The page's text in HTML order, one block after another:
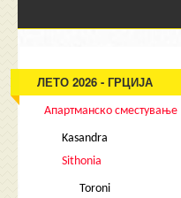
ЛЕТО 2026 - ГРЦИЈА
Апартманско сместување
Kasandra
Sithonia
Toroni